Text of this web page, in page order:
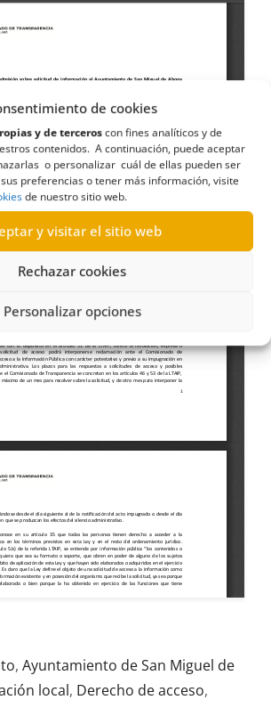
de cookies
y de terceroscon fines analíticos y de
contenidos. A continuación, puede aceptar
o personalizar cuál de ellas pueden ser
preferencias o tener más información, visite
de nuestro sitio web.
y visitar el sitio web
Rechazar cookies
Personalizar opciones
, Ayuntamiento de San Miguel de
local, Derecho de acceso,